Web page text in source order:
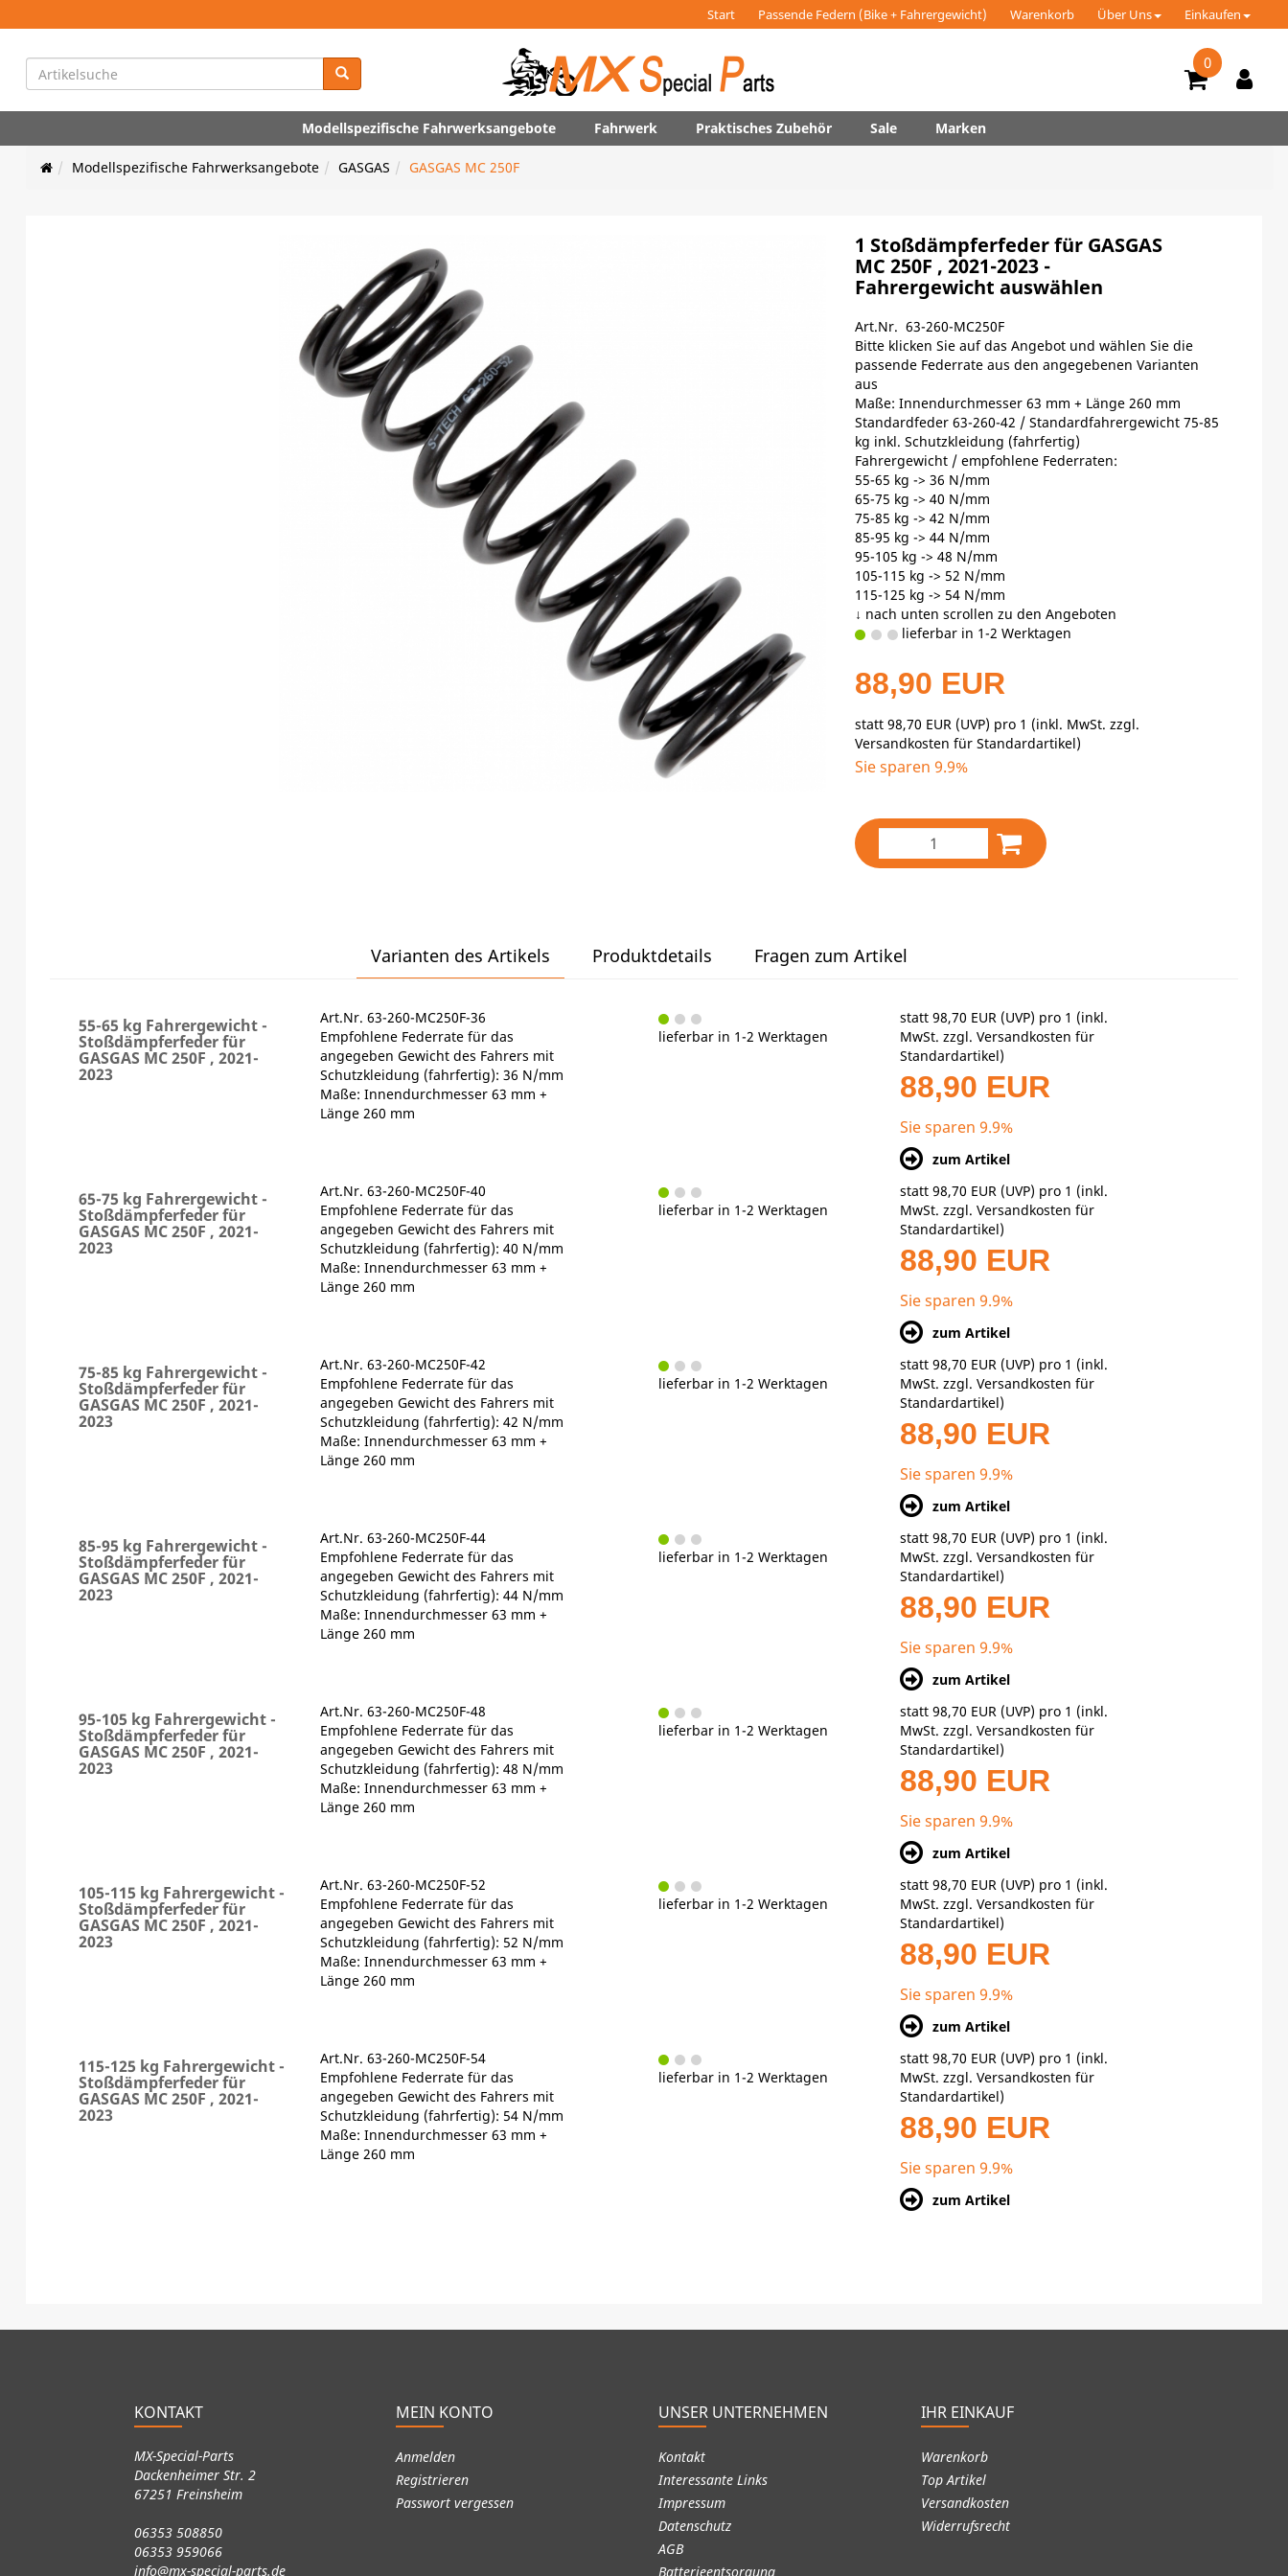
Start Passende Federn (Bike + Fahrergewicht) Warenkorb Über Uns Einkaufen
0
Modellspezifische Fahrwerksangebote Fahrwerk Praktisches Zubehör Sale Marken
Modellspezifische Fahrwerksangebote GASGAS GASGAS MC 250F
1 Stoßdämpferfeder für GASGAS
MC 250F , 2021-2023 -
Fahrergewicht auswählen
Art.Nr. 63-260-MC250F
Bitte klicken Sie auf das Angebot und wählen Sie die
passende Federrate aus den angegebenen Varianten
aus
Maße: Innendurchmesser 63 mm + Länge 260 mm
Standardfeder 63-260-42 / Standardfahrergewicht 75-85
kg inkl. Schutzkleidung (fahrfertig)
Fahrergewicht / empfohlene Federraten:
55-65 kg -> 36 N/mm
65-75 kg -> 40 N/mm
75-85 kg -> 42 N/mm
85-95 kg -> 44 N/mm
95-105 kg -> 48 N/mm
105-115 kg -> 52 N/mm
115-125 kg -> 54 N/mm
↓ nach unten scrollen zu den Angeboten
lieferbar in 1-2 Werktagen
88,90 EUR
statt98,70 EUR (UVP) pro 1 (inkl. MwSt. zzgl.
Versandkosten für Standardartikel)
Sie sparen 9.9%
Varianten des Artikels Produktdetails Fragen zum Artikel
55-65 kg Fahrergewicht -
Stoßdämpferfeder für
GASGAS MC 250F , 2021-
2023
Art.Nr. 63-260-MC250F-36
Empfohlene Federrate für das
angegeben Gewicht des Fahrers mit
Schutzkleidung (fahrfertig): 36 N/mm
Maße: Innendurchmesser 63 mm +
Länge 260 mm
lieferbar in 1-2 Werktagen
statt98,70 EUR (UVP) pro 1 (inkl.
MwSt. zzgl.Versandkosten für
Standardartikel)
88,90 EUR
Sie sparen 9.9%
zum Artikel
65-75 kg Fahrergewicht -
Stoßdämpferfeder für
GASGAS MC 250F , 2021-
2023
Art.Nr. 63-260-MC250F-40
Empfohlene Federrate für das
angegeben Gewicht des Fahrers mit
Schutzkleidung (fahrfertig): 40 N/mm
Maße: Innendurchmesser 63 mm +
Länge 260 mm
lieferbar in 1-2 Werktagen
statt98,70 EUR (UVP) pro 1 (inkl.
MwSt. zzgl.Versandkosten für
Standardartikel)
88,90 EUR
Sie sparen 9.9%
zum Artikel
75-85 kg Fahrergewicht -
Stoßdämpferfeder für
GASGAS MC 250F , 2021-
2023
Art.Nr. 63-260-MC250F-42
Empfohlene Federrate für das
angegeben Gewicht des Fahrers mit
Schutzkleidung (fahrfertig): 42 N/mm
Maße: Innendurchmesser 63 mm +
Länge 260 mm
lieferbar in 1-2 Werktagen
statt98,70 EUR (UVP) pro 1 (inkl.
MwSt. zzgl.Versandkosten für
Standardartikel)
88,90 EUR
Sie sparen 9.9%
zum Artikel
85-95 kg Fahrergewicht -
Stoßdämpferfeder für
GASGAS MC 250F , 2021-
2023
Art.Nr. 63-260-MC250F-44
Empfohlene Federrate für das
angegeben Gewicht des Fahrers mit
Schutzkleidung (fahrfertig): 44 N/mm
Maße: Innendurchmesser 63 mm +
Länge 260 mm
lieferbar in 1-2 Werktagen
statt98,70 EUR (UVP) pro 1 (inkl.
MwSt. zzgl.Versandkosten für
Standardartikel)
88,90 EUR
Sie sparen 9.9%
zum Artikel
95-105 kg Fahrergewicht -
Stoßdämpferfeder für
GASGAS MC 250F , 2021-
2023
Art.Nr. 63-260-MC250F-48
Empfohlene Federrate für das
angegeben Gewicht des Fahrers mit
Schutzkleidung (fahrfertig): 48 N/mm
Maße: Innendurchmesser 63 mm +
Länge 260 mm
lieferbar in 1-2 Werktagen
statt98,70 EUR (UVP) pro 1 (inkl.
MwSt. zzgl.Versandkosten für
Standardartikel)
88,90 EUR
Sie sparen 9.9%
zum Artikel
105-115 kg Fahrergewicht -
Stoßdämpferfeder für
GASGAS MC 250F , 2021-
2023
Art.Nr. 63-260-MC250F-52
Empfohlene Federrate für das
angegeben Gewicht des Fahrers mit
Schutzkleidung (fahrfertig): 52 N/mm
Maße: Innendurchmesser 63 mm +
Länge 260 mm
lieferbar in 1-2 Werktagen
statt98,70 EUR (UVP) pro 1 (inkl.
MwSt. zzgl.Versandkosten für
Standardartikel)
88,90 EUR
Sie sparen 9.9%
zum Artikel
115-125 kg Fahrergewicht -
Stoßdämpferfeder für
GASGAS MC 250F , 2021-
2023
Art.Nr. 63-260-MC250F-54
Empfohlene Federrate für das
angegeben Gewicht des Fahrers mit
Schutzkleidung (fahrfertig): 54 N/mm
Maße: Innendurchmesser 63 mm +
Länge 260 mm
lieferbar in 1-2 Werktagen
statt98,70 EUR (UVP) pro 1 (inkl.
MwSt. zzgl.Versandkosten für
Standardartikel)
88,90 EUR
Sie sparen 9.9%
zum Artikel
KONTAKT
MX-Special-Parts
Dackenheimer Str. 2
67251 Freinsheim
06353 508850
06353 959066
info@mx-special-parts.de
MEIN KONTO
Anmelden
Registrieren
Passwort vergessen
UNSER UNTERNEHMEN
Kontakt
Interessante Links
Impressum
Datenschutz
AGB
Batterieentsorgung
IHR EINKAUF
Warenkorb
Top Artikel
Versandkosten
Widerrufsrecht